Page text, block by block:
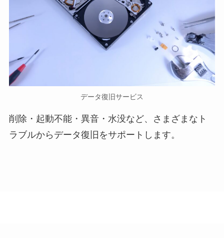
データ復旧サービス
削除・起動不能・異音・水没など、さまざまなト
ラブルからデータ復旧をサポートします。